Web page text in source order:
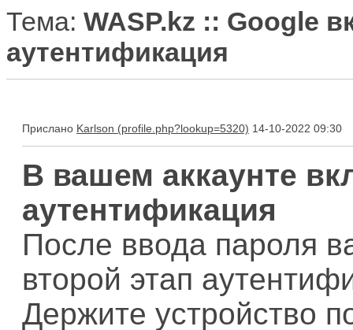
Тема: WASP.kz :: Google
аутентификация
Прислано Karlson 14-10-2022 09:30
В вашем аккаунте
аутентификация
После ввода пароля
второй этап
Держите устройство